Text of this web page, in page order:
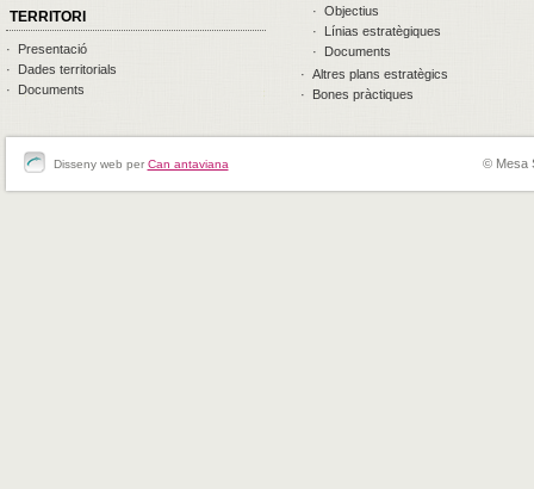
TERRITORI
· Presentació
· Dades territorials
· Documents
· Objectius
· Línias estratègiques
· Documents
· Altres plans estratègics
· Bones pràctiques
Disseny web per Can antaviana © Mesa